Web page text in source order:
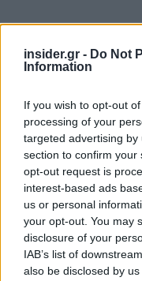
insider.gr - Do Not
Information
If you wish to opt-out
processing of your
targeted advertising
section to confirm your
opt-out request is
interest-based ads
us or personal
your opt-out. You may
disclosure of your
IAB’s list of
also be disclosed by
ανάμεσα στο
δαπάνες και σε
παρεμβάσεις. Εδώ
«αδειάζουν» το
* Για μία χώρα με
άμυνας είναι
αυτό το
για πράσινη